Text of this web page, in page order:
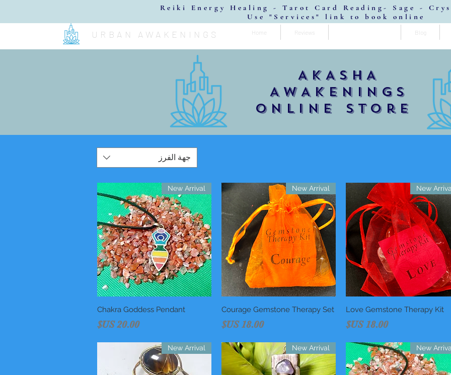
Reiki Energy Healing - Tarot Card Reading- Sage -
Use "Services" link to book online
URBAN AWAKENINGS Home Reviews Blog
AKASHA
AWAKENINGS
online store
جهة الفرز
العرض السريع
New
Love Gemstone Therapy Kit
السعر‏18.00 US$
العرض السريع
New Arrival
Courage Gemstone Therapy Set
السعر‏18.00 US$
العرض السريع
New Arrival
Chakra Goddess Pendant
السعر‏20.00 US$
New
New Arrival
New Arrival